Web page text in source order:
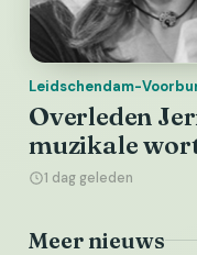
Leidschendam-
Overleden
muzikale
1 dag geleden
Meer nieuws